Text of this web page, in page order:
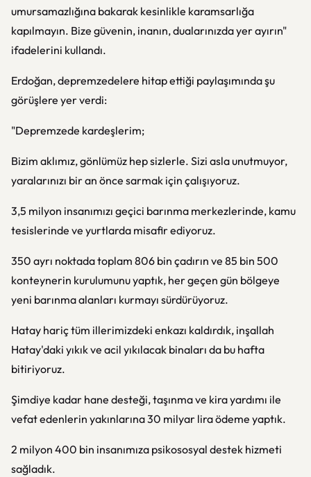
umursamazlığına bakarak kesinlikle karamsarlığa
kapılmayın. Bize güvenin, inanın, dualarınızda yer ayırın"
ifadelerini kullandı.
Erdoğan, depremzedelere hitap ettiği paylaşımında şu
görüşlere yer verdi:
"Depremzede kardeşlerim;
Bizim aklımız, gönlümüz hep sizlerle. Sizi asla unutmuyor,
yaralarınızı bir an önce sarmak için çalışıyoruz.
3,5 milyon insanımızı geçici barınma merkezlerinde, kamu
tesislerinde ve yurtlarda misafir ediyoruz.
350 ayrı noktada toplam 806 bin çadırın ve 85 bin 500
konteynerin kurulumunu yaptık, her geçen gün bölgeye
yeni barınma alanları kurmayı sürdürüyoruz.
Hatay hariç tüm illerimizdeki enkazı kaldırdık, inşallah
Hatay'daki yıkık ve acil yıkılacak binaları da bu hafta
bitiriyoruz.
Şimdiye kadar hane desteği, taşınma ve kira yardımı ile
vefat edenlerin yakınlarına 30 milyar lira ödeme yaptık.
2 milyon 400 bin insanımıza psikososyal destek hizmeti
sağladık.